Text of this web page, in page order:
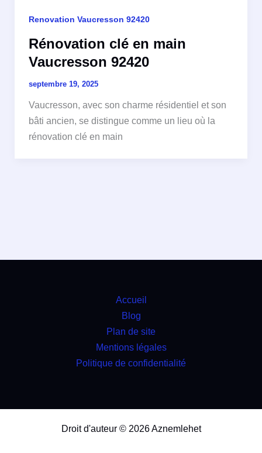
Renovation Vaucresson 92420
Rénovation clé en main
Vaucresson 92420
septembre 19, 2025
Vaucresson, avec son charme résidentiel et son
bâti ancien, se distingue comme un lieu où la
rénovation clé en main
Accueil
Blog
Plan de site
Mentions légales
Politique de confidentialité
Droit d'auteur © 2026 Aznemlehet